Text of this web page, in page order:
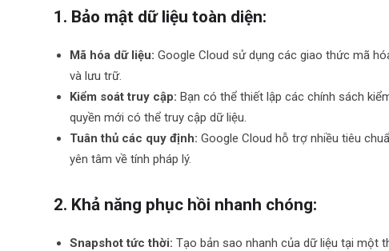
1. Bảo mật dữ liệu toàn diện:
Mã hóa dữ liệu: Google Cloud sử dụng các giao thức mã
và lưu trữ.
Kiểm soát truy cập: Bạn có thể thiết lập các chính sách
quyền mới có thể truy cập dữ liệu.
Tuân thủ các quy định: Google Cloud hỗ trợ nhiều tiêu
yên tâm về tính pháp lý.
2. Khả năng phục hồi nhanh chóng:
Snapshot tức thời: Tạo bản sao nhanh của dữ liệu tại một